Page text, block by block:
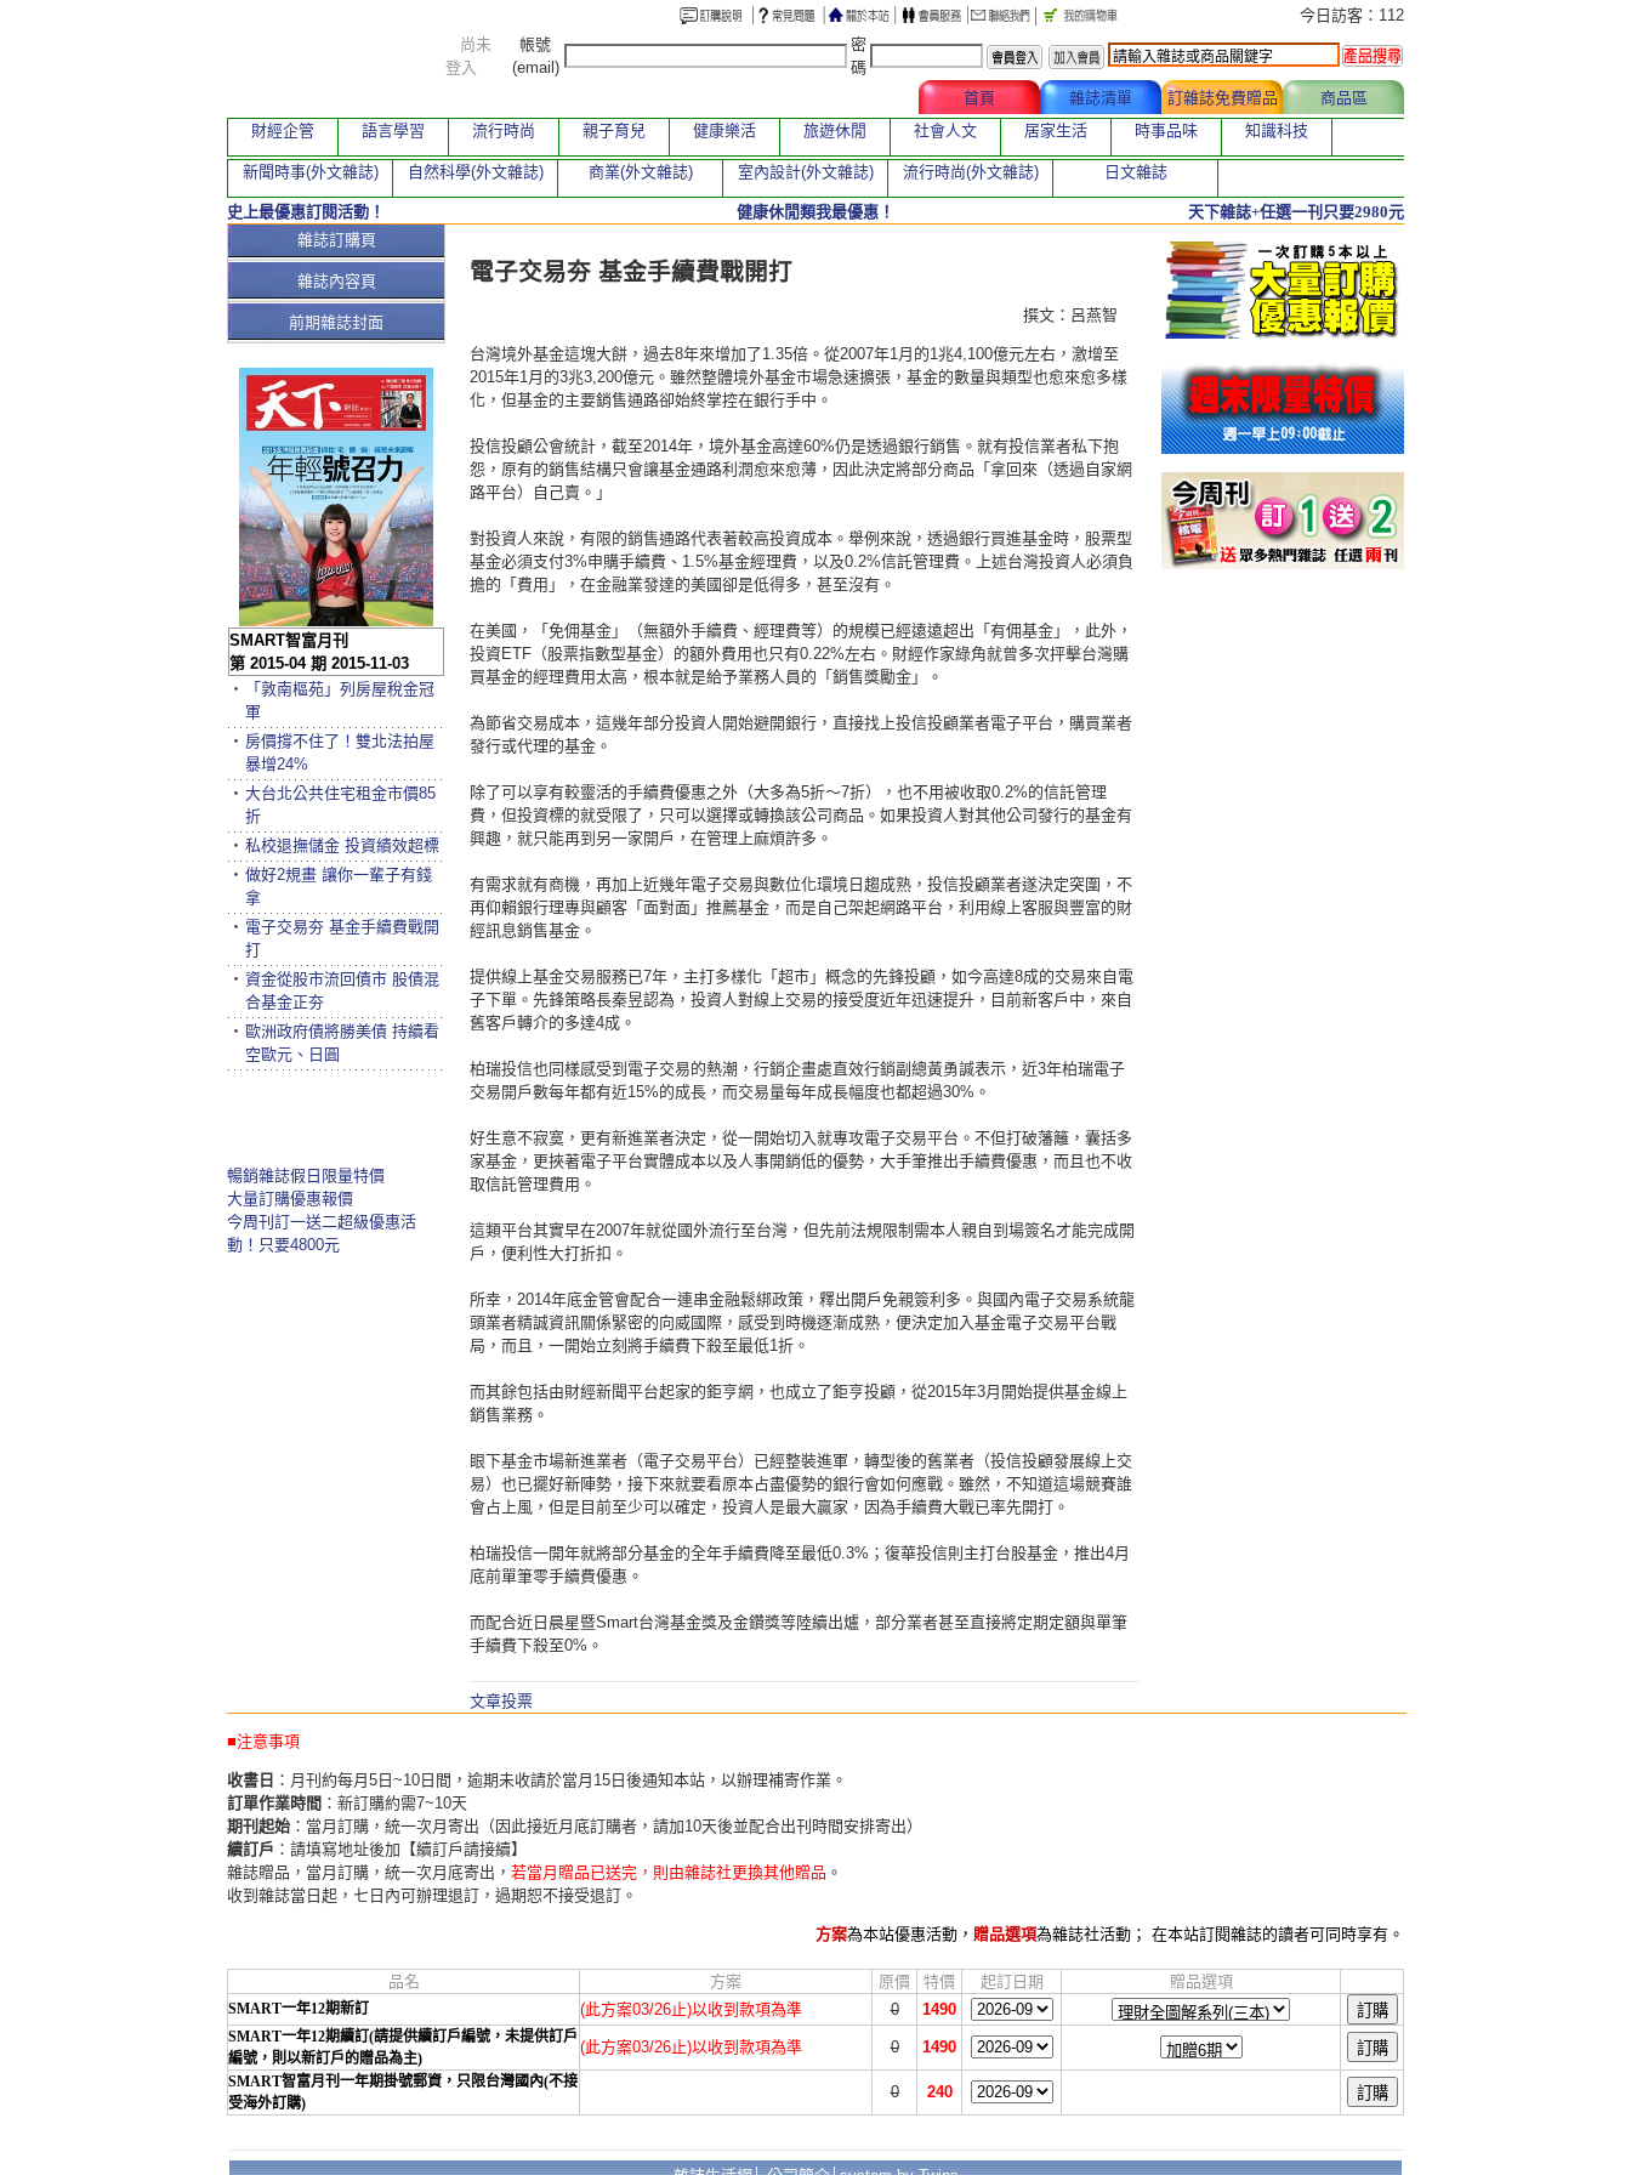
本期文章
電子交易夯 基金手續費戰開打
撰文：呂燕智
台灣境外基金這塊大餅，過去8年來增加了1.35倍。從2007年1月的1兆4,100億元左右，激增至
2015年1月的3兆3,200億元。雖然整體境外基金市場急速擴張，基金的數量與類型也愈來愈多樣
化，但基金的主要銷售通路卻始終掌控在銀行手中。
投信投顧公會統計，截至2014年，境外基金高達60%仍是透過銀行銷售。就有投信業者私下抱
怨，原有的銷售結構只會讓基金通路利潤愈來愈薄，因此決定將部分商品「拿回來（透過自家網
路平台）自己賣。」
對投資人來說，有限的銷售通路代表著較高投資成本。舉例來說，透過銀行買進基金時，股票型
基金必須支付3%申購手續費、1.5%基金經理費，以及0.2%信託管理費。上述台灣投資人必須負
擔的「費用」，在金融業發達的美國卻是低得多，甚至沒有。
在美國，「免佣基金」（無額外手續費、經理費等）的規模已經遠遠超出「有佣基金」，此外，
投資ETF（股票指數型基金）的額外費用也只有0.22%左右。財經作家綠角就曾多次抨擊台灣購
買基金的經理費用太高，根本就是給予業務人員的「銷售獎勵金」。
為節省交易成本，這幾年部分投資人開始避開銀行，直接找上投信投顧業者電子平台，購買業者
發行或代理的基金。
除了可以享有較靈活的手續費優惠之外（大多為5折～7折），也不用被收取0.2%的信託管理
費，但投資標的就受限了，只可以選擇或轉換該公司商品。如果投資人對其他公司發行的基金有
興趣，就只能再到另一家開戶，在管理上麻煩許多。
有需求就有商機，再加上近幾年電子交易與數位化環境日趨成熟，投信投顧業者遂決定突圍，不
再仰賴銀行理專與顧客「面對面」推薦基金，而是自己架起網路平台，利用線上客服與豐富的財
經訊息銷售基金。
提供線上基金交易服務已7年，主打多樣化「超市」概念的先鋒投顧，如今高達8成的交易來自電
子下單。先鋒策略長秦昱認為，投資人對線上交易的接受度近年迅速提升，目前新客戶中，來自
舊客戶轉介的多達4成。
柏瑞投信也同樣感受到電子交易的熱潮，行銷企畫處直效行銷副總黃勇諴表示，近3年柏瑞電子
交易開戶數每年都有近15%的成長，而交易量每年成長幅度也都超過30%。
好生意不寂寞，更有新進業者決定，從一開始切入就專攻電子交易平台。不但打破藩籬，囊括多
家基金，更挾著電子平台實體成本以及人事開銷低的優勢，大手筆推出手續費優惠，而且也不收
取信託管理費用。
這類平台其實早在2007年就從國外流行至台灣，但先前法規限制需本人親自到場簽名才能完成開
戶，便利性大打折扣。
所幸，2014年底金管會配合一連串金融鬆綁政策，釋出開戶免親簽利多。與國內電子交易系統龍
頭業者精誠資訊關係緊密的向威國際，感受到時機逐漸成熟，便決定加入基金電子交易平台戰
局，而且，一開始立刻將手續費下殺至最低1折。
而其餘包括由財經新聞平台起家的鉅亨網，也成立了鉅亨投顧，從2015年3月開始提供基金線上
銷售業務。
眼下基金市場新進業者（電子交易平台）已經整裝進軍，轉型後的舊業者（投信投顧發展線上交
易）也已擺好新陣勢，接下來就要看原本占盡優勢的銀行會如何應戰。雖然，不知道這場競賽誰
會占上風，但是目前至少可以確定，投資人是最大贏家，因為手續費大戰已率先開打。
柏瑞投信一開年就將部分基金的全年手續費降至最低0.3%；復華投信則主打台股基金，推出4月
底前單筆零手續費優惠。
而配合近日晨星暨Smart台灣基金獎及金鑽獎等陸續出爐，部分業者甚至直接將定期定額與單筆
手續費下殺至0%。
文章投票
雜誌訂購頁
雜誌內容頁
前期雜誌封面
SMART智富月刊
第 2015-04 期 2015-11-03
‧
「敦南樞苑」列房屋稅金冠
軍
‧ 房價撐不住了！雙北法拍屋
暴增24%
‧ 大台北公共住宅租金市價85
折
‧ 私校退撫儲金 投資績效超標
‧ 做好2規畫 讓你一輩子有錢
拿
‧ 電子交易夯 基金手續費戰開
打
‧ 資金從股市流回債市 股債混
合基金正夯
‧ 歐洲政府債將勝美債 持續看
空歐元、日圓
暢銷雜誌假日限量特價
大量訂購優惠報價
今周刊訂一送二超級優惠活
動！只要4800元
今日訪客：112
尚未
登入
帳號
(email)
密
碼
首頁 雜誌清單 訂雜誌免費贈品
商品區
財經企管
語言學習 流行時尚 親子育兒 健康樂活 旅遊休閒 社會人文 居家生活 時事品味 知識科技
新聞時事(外文雜誌) 自然科學(外文雜誌) 商業(外文雜誌) 室內設計(外文雜誌) 流行時尚(外文雜誌) 日文雜誌
史上最優惠訂閱活動！ 健康休閒類我最優惠！ 天下雜誌+任選一刊只要2980元
■注意事項
收書日 ：月刊約每月5日~10日間，逾期未收請於當月15日後通知本站，以辦理補寄作業。
訂單作業時間 ：新訂購約需7~10天
期刊起始 ：當月訂購，統一次月寄出（因此接近月底訂購者，請加10天後並配合出刊時間安排寄出）
續訂戶 ：請填寫地址後加【續訂戶請接續】
雜誌贈品，當月訂購，統一次月底寄出， 若當月贈品已送完，則由雜誌社更換其他贈品 。
收到雜誌當日起，七日內可辦理退訂，過期恕不接受退訂。
方案為本站優惠活動， 贈品選項為雜誌社活動； 在本站訂閱雜誌的讀者可同時享有。
品名 方案 原價 特價 起訂日期 贈品選項
SMART一年12期新訂 (此方案03/26止)以收到款項為準 0 1490
SMART一年12期續訂(請提供續訂戶編號，未提供訂戶
編號，則以新訂戶的贈品為主)
(此方案03/26止)以收到款項為準 0 1490
SMART智富月刊一年期掛號郵資，只限台灣國內(不接
受海外訂購)
0 240